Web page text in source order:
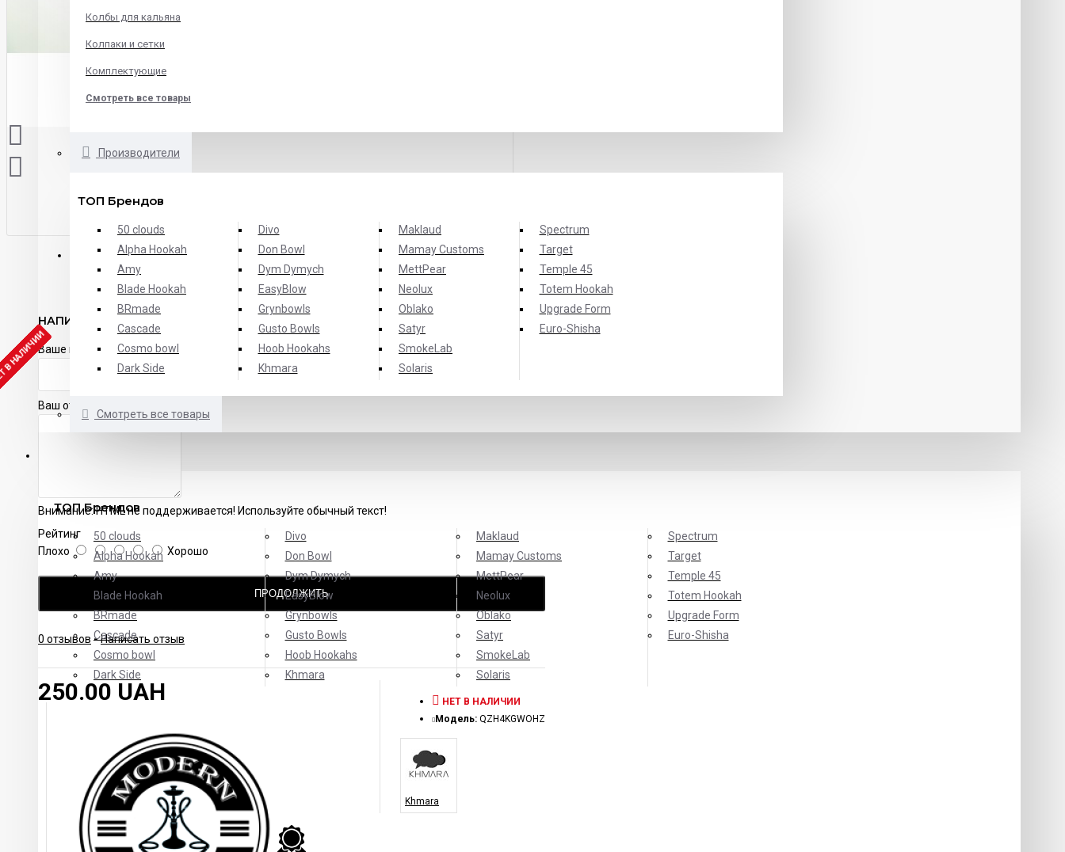
Колбы для кальяна
Колпаки и сетки
Комплектующие
Смотреть все товары
Производители
ТОП Брендов
50 clouds
Alpha Hookah
Amy
Blade Hookah
BRmade
Cascade
Cosmo bowl
Dark Side
Divo
Don Bowl
Dym Dymych
EasyBlow
Grynbowls
Gusto Bowls
Hoob Hookahs
Khmara
Maklaud
Mamay Customs
MettPear
Neolux
Oblako
Satyr
SmokeLab
Solaris
Spectrum
Target
Temple 45
Totem Hookah
Upgrade Form
Еuro-Shisha
Смотреть все товары
ТОП Брендов
50 clouds
Alpha Hookah
Amy
Blade Hookah
BRmade
Cascade
Cosmo bowl
Dark Side
Divo
Don Bowl
Dym Dymych
EasyBlow
Grynbowls
Gusto Bowls
Hoob Hookahs
Khmara
Maklaud
Mamay Customs
MettPear
Neolux
Oblako
Satyr
SmokeLab
Solaris
Spectrum
Target
Temple 45
Totem Hookah
Upgrade Form
Еuro-Shisha
НАЛИЧИИ
ОТЗЫВЫ
НАПИСАТЬ ОТЗЫВ
Ваше имя:
Ваш отзыв
Внимание:HTML не поддерживается! Используйте обычный текст!
Рейтинг
Плохо
Хорошо
ПРОДОЛЖИТЬ
0 отзывов -Написать отзыв
250.00 UAH
НЕТ В НАЛИЧИИ
Модель: QZH4KGWOHZ
Khmara